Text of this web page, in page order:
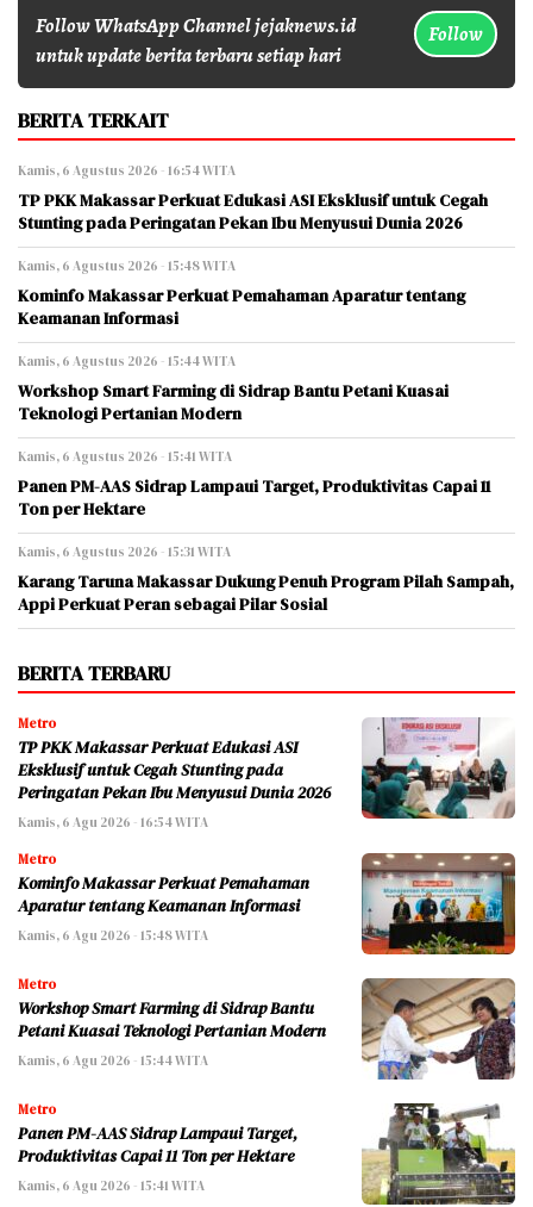
Follow WhatsApp Channel jejaknews.id
untuk update berita terbaru setiap hari
Follow
BERITA TERKAIT
Kamis, 6 Agustus 2026 - 16:54 WITA
TP PKK Makassar Perkuat Edukasi ASI Eksklusif untuk Cegah
Stunting pada Peringatan Pekan Ibu Menyusui Dunia 2026
Kamis, 6 Agustus 2026 - 15:48 WITA
Kominfo Makassar Perkuat Pemahaman Aparatur tentang
Keamanan Informasi
Kamis, 6 Agustus 2026 - 15:44 WITA
Workshop Smart Farming di Sidrap Bantu Petani Kuasai
Teknologi Pertanian Modern
Kamis, 6 Agustus 2026 - 15:41 WITA
Panen PM-AAS Sidrap Lampaui Target, Produktivitas Capai 11
Ton per Hektare
Kamis, 6 Agustus 2026 - 15:31 WITA
Karang Taruna Makassar Dukung Penuh Program Pilah Sampah,
Appi Perkuat Peran sebagai Pilar Sosial
BERITA TERBARU
Metro
TP PKK Makassar Perkuat Edukasi ASI
Eksklusif untuk Cegah Stunting pada
Peringatan Pekan Ibu Menyusui Dunia 2026
Kamis, 6 Agu 2026 - 16:54 WITA
Metro
Kominfo Makassar Perkuat Pemahaman
Aparatur tentang Keamanan Informasi
Kamis, 6 Agu 2026 - 15:48 WITA
Metro
Workshop Smart Farming di Sidrap Bantu
Petani Kuasai Teknologi Pertanian Modern
Kamis, 6 Agu 2026 - 15:44 WITA
Metro
Panen PM-AAS Sidrap Lampaui Target,
Produktivitas Capai 11 Ton per Hektare
Kamis, 6 Agu 2026 - 15:41 WITA